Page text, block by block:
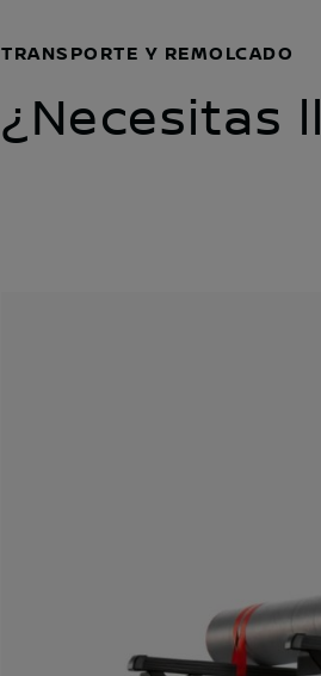
¿Necesitas
TRANSPORTE Y REMOLCADO